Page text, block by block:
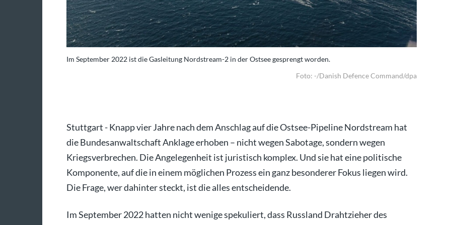
Im September 2022 ist die Gasleitung Nordstream-2 in der Ostsee gesprengt worden.
Foto: -/Danish Defence Command/dpa
Stuttgart - Knapp vier Jahre nach dem Anschlag auf die Ostsee-Pipeline Nordstream hat
die Bundesanwaltschaft Anklage erhoben – nicht wegen Sabotage, sondern wegen
Kriegsverbrechen. Die Angelegenheit ist juristisch komplex. Und sie hat eine politische
Komponente, auf die in einem möglichen Prozess ein ganz besonderer Fokus liegen wird.
Die Frage, wer dahinter steckt, ist die alles entscheidende.
Im September 2022 hatten nicht wenige spekuliert, dass Russland Drahtzieher des